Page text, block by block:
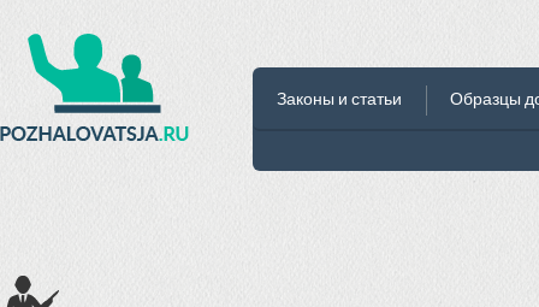
Законы и статьи Образцы